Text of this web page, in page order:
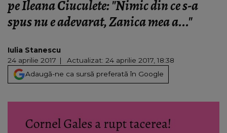
pe Ileana Ciuculete: "Nimic din ce s-a
spus nu e adevarat, Zanica mea a..."
Iulia Stanescu
24 aprilie 2017
Actualizat: 24 aprilie 2017, 18:38
Adaugă-ne ca sursă preferată în Google